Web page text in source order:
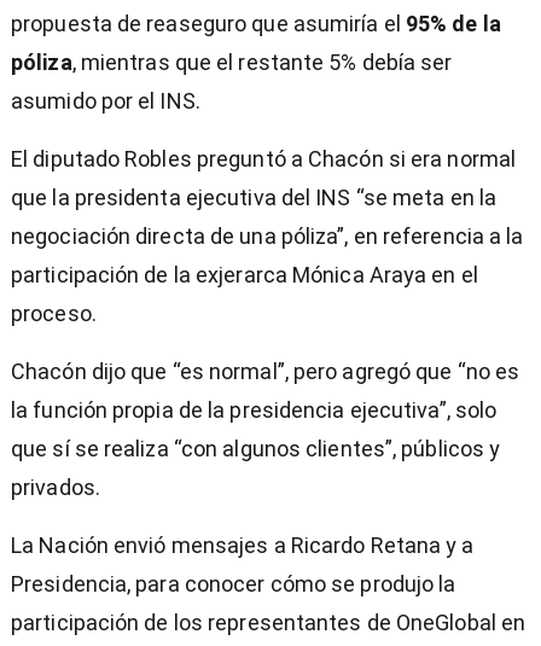
propuesta de reaseguro que asumiría el 95% de la
póliza, mientras que el restante 5% debía ser
asumido por el INS.
El diputado Robles preguntó a Chacón si era normal
que la presidenta ejecutiva del INS “se meta en la
negociación directa de una póliza”, en referencia a la
participación de la exjerarca Mónica Araya en el
proceso.
Chacón dijo que “es normal”, pero agregó que “no es
la función propia de la presidencia ejecutiva”, solo
que sí se realiza “con algunos clientes”, públicos y
privados.
La Nación envió mensajes a Ricardo Retana y a
Presidencia, para conocer cómo se produjo la
participación de los representantes de OneGlobal en